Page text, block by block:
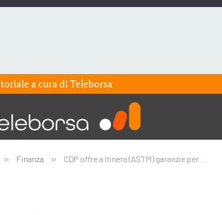
a cura diTeleborsa
» Finanza » CDP offre a Itinera (ASTM) garanzie per 43,6 milioni su linea Roma-Pescara